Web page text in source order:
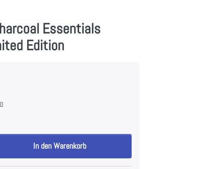
Essentials
Edition
Charcoal Essentials Project Tote-Limited Edition zu
In den Warenkorb